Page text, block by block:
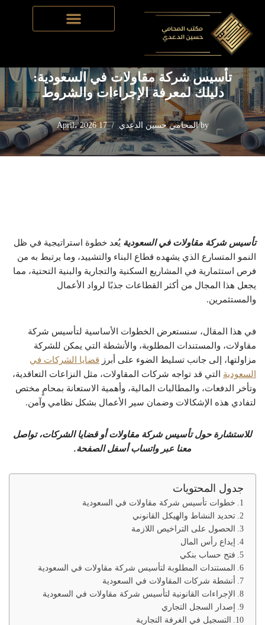
Skip
Home
-تأسيس الشركات في السعودية-تأسيس شركة مقاولات
في السعودية: دليلك لمعرفة الإجراءات والشروط
تأسيس شركة مقاولات في السعودية:
دليلك لمعرفة الإجراءات والشروط
by المحامي حسين الدعدي 17 April، 2026
تأسيس شركة مقاولات في السعودية يُعد خطوة استراتيجية في ظل
النمو المتسارع الذي يشهده قطاع البناء والتشييد، وما يرتبط به من
فرص استثمارية في المشاريع السكنية والتجارية والبنية التحتية، مما
يجعل هذا المجال من أكثر القطاعات جذبًا لرواد الأعمال
والمستثمرين.
في هذا المقال، سنستعرض الخطوات الأساسية لتأسيس شركة
مقاولات، والمستندات المطلوبة، والأنشطة التي يمكن للشركة
مزاولتها، إلى جانب تسليط الضوء على أبرز قضايا الشركات في
السعودية التي قد تواجه شركات المقاولات، مثل النزاعات التعاقدية،
وتأخر الدفعات، والمطالبات المالية، وأهمية الاستعانة بمحامٍ مختص
لتفادي هذه الإشكالات وضمان سير الأعمال بشكل نظامي وآمن.
للاستشارة حول تأسيس شركة مقاولات أو قضايا الشركات، تواصل
معنا عبر واتساب أسفل الصفحة.
جدول المحتويات
خطوات تأسيس شركة مقاولات في السعودية
تحديد النشاط والهيكل القانوني
الحصول على التراخيص اللازمة
إيداع رأس المال
فتح حساب بنكي
المستندات المطلوبة لتأسيس شركة مقاولات في السعودية
أنشطة شركات المقاولات في السعودية
الإجراءات القانونية لتأسيس شركة مقاولات في السعودية
إصدار السجل التجاري
التسجيل في الغرفة التجارية